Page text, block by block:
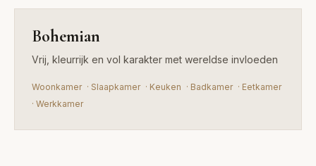
Bohemian
Vrij, kleurrijk en vol karakter met wereldse invloeden
Woonkamer · Slaapkamer · Keuken · Badkamer · Eetkamer
· Werkkamer